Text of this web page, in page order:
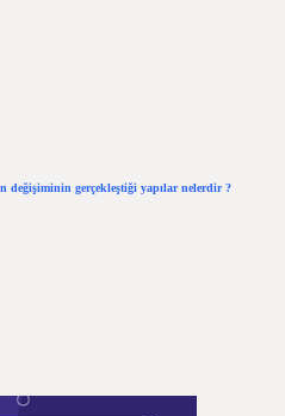
değişiminin gerçekleştiği yapılar nelerdir ?